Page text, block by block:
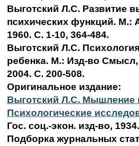
Выготский Л.С. Развитие
психических функций.
1960. С. 1-10, 364-484.
Выготский Л.С.
ребенка. М.: Изд-во
2004. С. 200-508.
Оригинальное издание:
Выготский Л.С. Мышление
Психологические
Гос. соц.-экон. изд-во,
Подборка журнальных